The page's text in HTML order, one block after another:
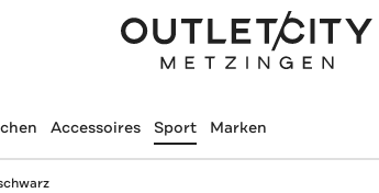
Accessoires Sport Marken